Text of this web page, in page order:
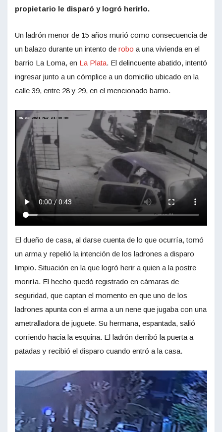
propietario le disparó y logró herirlo.
Un ladrón menor de 15 años murió como consecuencia de
un balazo durante un intento de robo a una vivienda en el
barrio La Loma, en La Plata. El delincuente abatido, intentó
ingresar junto a un cómplice a un domicilio ubicado en la
calle 39, entre 28 y 29, en el mencionado barrio.
El dueño de casa, al darse cuenta de lo que ocurría, tomó
un arma y repelió la intención de los ladrones a disparo
limpio. Situación en la que logró herir a quien a la postre
moriría. El hecho quedó registrado en cámaras de
seguridad, que captan el momento en que uno de los
ladrones apunta con el arma a un nene que jugaba con una
ametralladora de juguete. Su hermana, espantada, salió
corriendo hacia la esquina. El ladrón derribó la puerta a
patadas y recibió el disparo cuando entró a la casa.